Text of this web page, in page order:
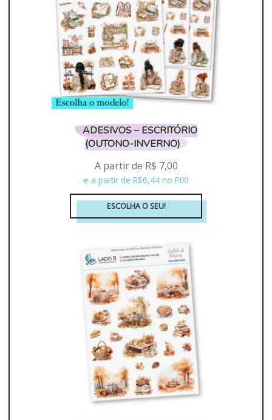
ADESIVOS – ESCRITÓRIO
(OUTONO-INVERNO)
A partir de R$ 7,00
e a partir de R$6,44 no PIX!
ESCOLHA O SEU!
Este
tem
várias
variantes.
As
opções
podem
ser
escolhidas
na
página
do
produto